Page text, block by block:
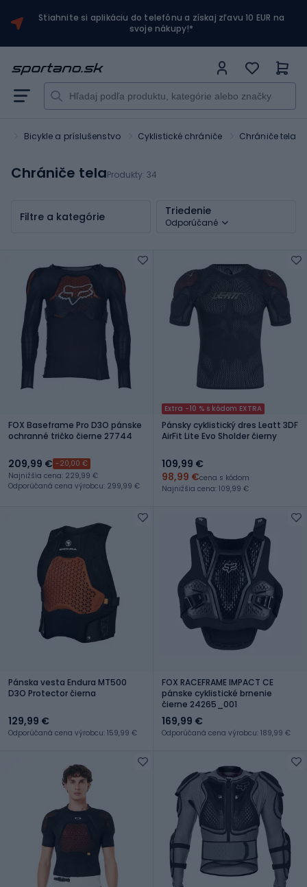
Stiahnite si aplikáciu do telefónu a získaj zľavu 10 EUR na
svoje nákupy!*
Bicykle a príslušenstvo Cyklistické chrániče Chrániče tela
Chrániče telaProdukty: 34
Filtre a kategórie Triedenie
Odporúčané
FOX Baseframe Pro D3O pánske
ochranné tričko čierne 27744
209,99 € -20,00 €
Najnižšia cena: 229,99 €
Odporúčaná cena výrobcu: 299,99 €
Extra -10 % s kódom EXTRA
Pánsky cyklistický dres Leatt 3DF
AirFit Lite Evo Sholder čierny
109,99 €
98,99 €cena s kódom
Najnižšia cena: 109,99 €
Pánska vesta Endura MT500
D3O Protector čierna
129,99 €
Odporúčaná cena výrobcu: 159,99 €
FOX RACEFRAME IMPACT CE
pánske cyklistické brnenie
čierne 24265_001
169,99 €
Odporúčaná cena výrobcu: 189,99 €